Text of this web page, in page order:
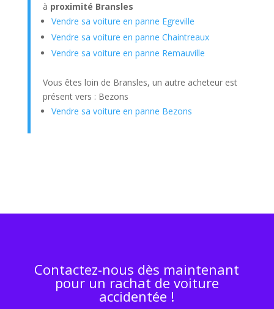
à proximité Bransles
Vendre sa voiture en panne Egreville
Vendre sa voiture en panne Chaintreaux
Vendre sa voiture en panne Remauville
Vous êtes loin de Bransles, un autre acheteur est
présent vers : Bezons
Vendre sa voiture en panne Bezons
Contactez-nous dès maintenant
pour un rachat de voiture
accidentée !